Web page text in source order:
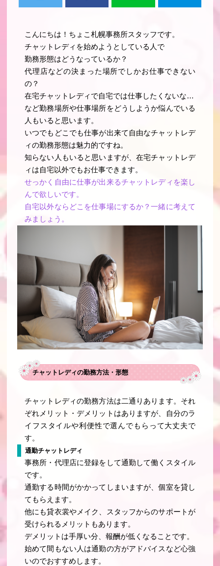
こんにちは！ちょこ札幌事務所スタッフです。
チャットレディを始めようとしている人で
勤務形態はどうなっているか？
代理店などの決まった場所でしかお仕事できない
の？
在宅チャットレディで自宅では仕事したくないな…
など勤務場所や仕事場所をどうしようか悩んでいる
人もいると思います。
いつでもどこでも仕事が出来て自由なチャットレデ
ィの勤務形態は魅力的ですね。
知らない人もいると思いますが、在宅チャットレデ
ィは自宅以外でもお仕事できます。
せっかく自由に仕事が出来るチャットレディを楽し
んで欲しいです。
自宅以外ならどこを仕事場にするか？一緒に考えて
みましょう。
チャットレディの勤務方法・形態
チャットレディの勤務方法は二通りあります。それ
ぞれメリット・デメリットはありますが、自分のラ
イフスタイルや利便性で選んでもらって大丈夫で
す。
通勤チャットレディ
事務所・代理店に登録をして通勤して働くスタイル
です。
通勤する時間がかかってしまいますが、個室を貸し
てもらえます。
他にも貸衣裳やメイク、スタッフからのサポートが
受けられるメリットもあります。
デメリットは手厚い分、報酬が低くなることです。
始めて間もない人は通勤の方がアドバイスなど心強
いのでおすすめします。